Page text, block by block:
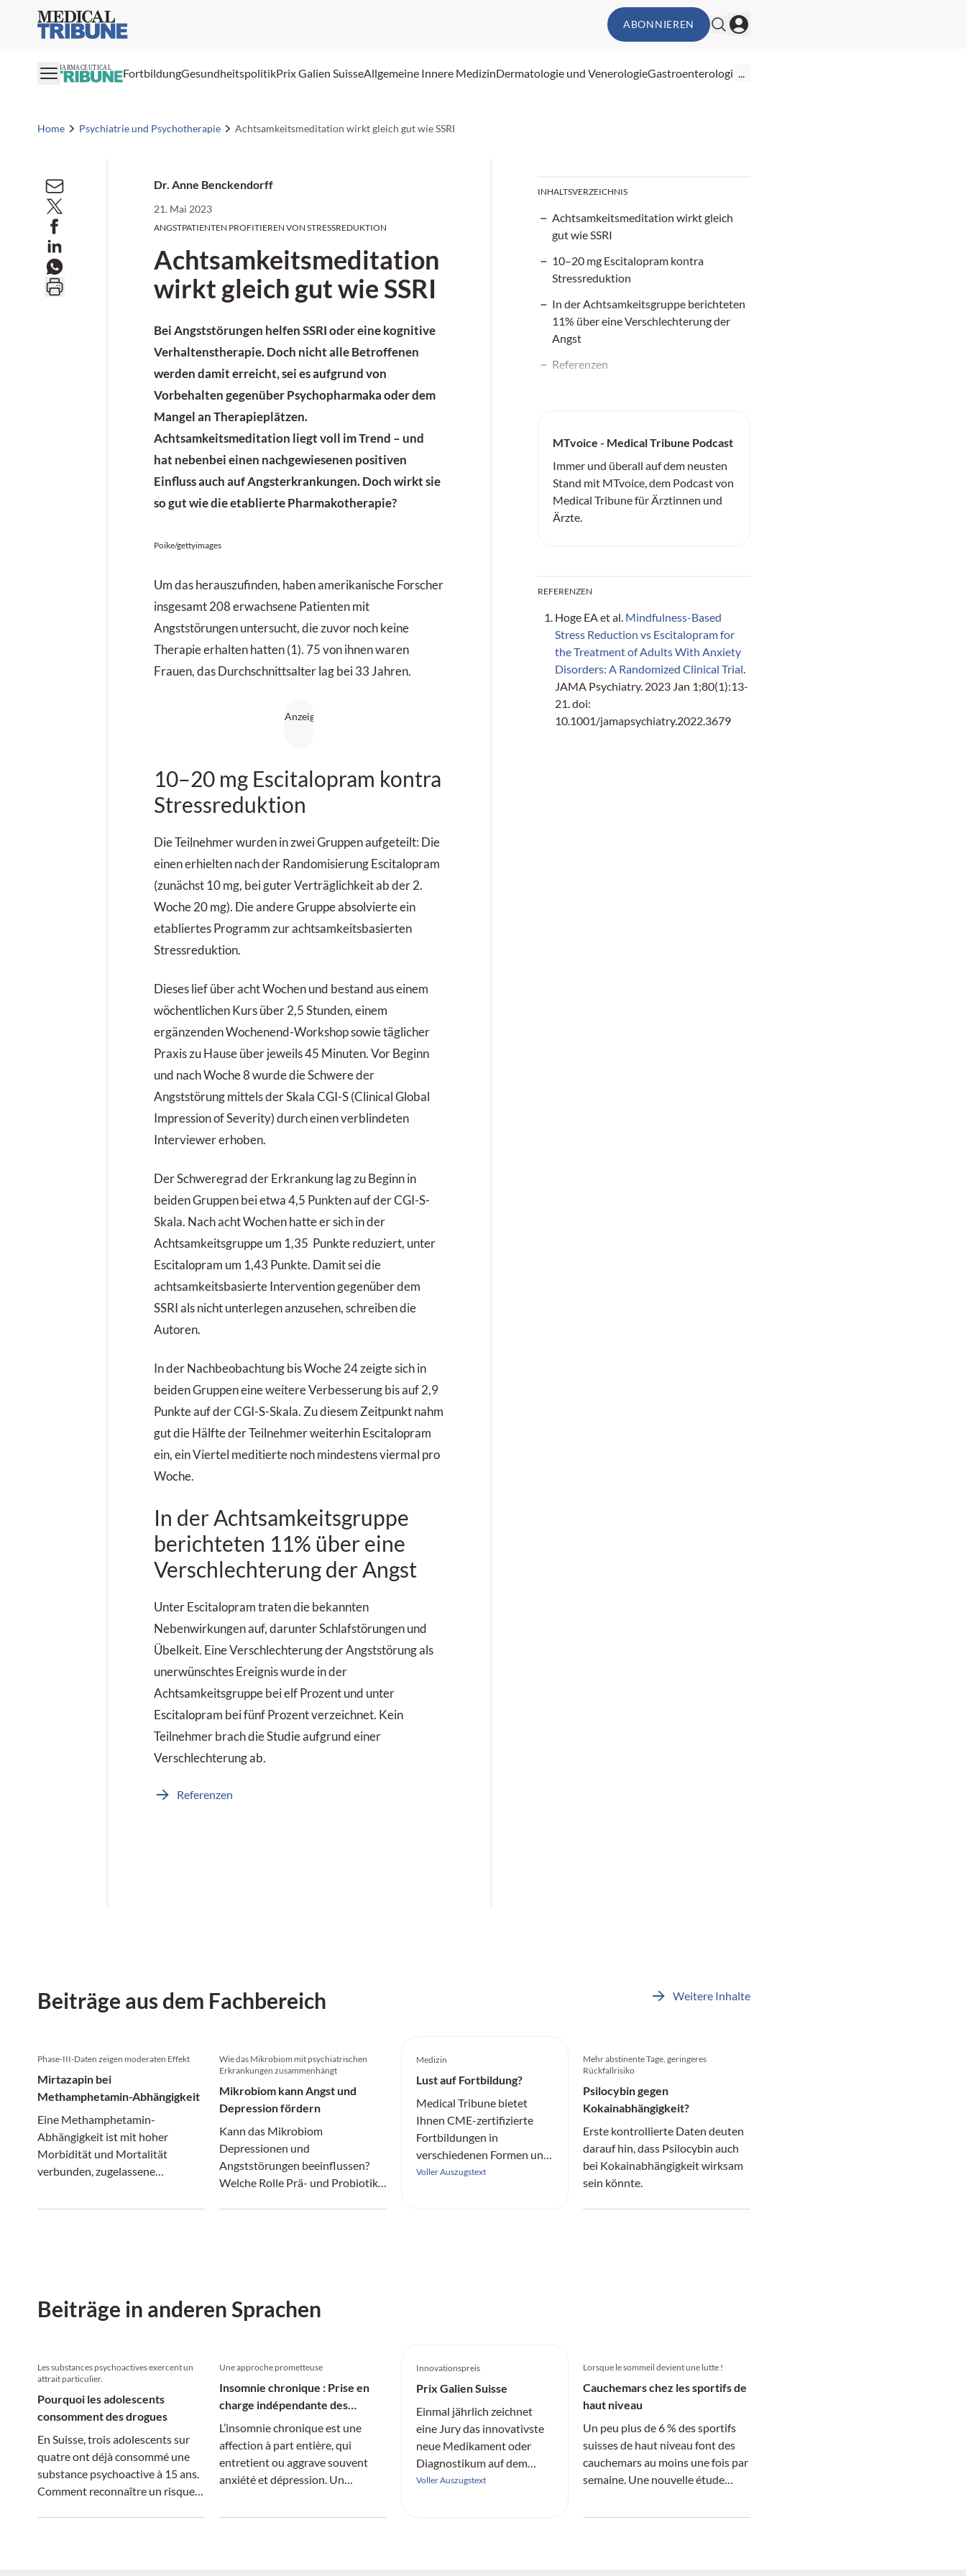
Medical Tribune ABONNIEREN
PHARMACEUTICAL FortbildungGesundheitspolitikPrix Galien SuisseAllgemeine Innere MedizinDermatologie und VenerologieGastroenterologie...
Home Psychiatrie und Psychotherapie Achtsamkeitsmeditation wirkt gleich gut wie SSRI
Dr. Anne Benckendorff
21. Mai 2023
ANGSTPATIENTEN PROFITIEREN VON STRESSREDUKTION
Achtsamkeitsmeditation
wirkt gleich gut wie SSRI
Bei Angststörungen helfen SSRI oder eine kognitive
Verhaltenstherapie. Doch nicht alle Betroffenen
werden damit erreicht, sei es aufgrund von
Vorbehalten gegenüber Psychopharmaka oder dem
Mangel an Therapie­plätzen.
Achtsamkeitsmeditation liegt voll im Trend – und
hat nebenbei einen nachgewiesenen positiven
Einfluss auch auf Angsterkrankungen. Doch wirkt sie
so gut wie die etablierte Pharmakotherapie?
Poike/gettyimages
Um das herauszufinden, haben amerikanische Forscher
insgesamt 208 erwachsene Patienten mit
Angststörungen untersucht, die zuvor noch keine
Therapie erhalten hatten (1). 75 von ihnen waren
Frauen, das Durchschnitts­alter lag bei 33 Jahren.
10–20 mg Escitalopram kontra
Stressreduktion
Die Teilnehmer wurden in zwei Gruppen aufgeteilt: Die
einen erhielten nach der Randomisierung Escitalopram
(zunächst 10 mg, bei guter Verträglichkeit ab der 2.
Woche 20 mg). Die andere Gruppe absolvierte ein
etabliertes Programm zur achtsamkeitsbasierten
Stressreduktion.
Dieses lief über acht Wochen und bestand aus einem
wöchentlichen Kurs über 2,5 Stunden, einem
ergänzenden Wochenend-Workshop sowie täglicher
Praxis zu Hause über jeweils 45 Minuten. Vor Beginn
und nach Woche 8 wurde die Schwere der
Angststörung mittels der Skala CGI-S (Clinical Global
Impression of Severity) durch einen verblindeten
Interviewer erhoben.
Der Schweregrad der Erkrankung lag zu Beginn in
beiden Gruppen bei etwa 4,5 Punkten auf der CGI-S-
Skala. Nach acht Wochen hatte er sich in der
Achtsamkeitsgruppe um 1,35 Punkte reduziert, unter
Escitalopram um 1,43 Punkte. Damit sei die
achtsamkeitsbasierte Intervention gegenüber dem
SSRI als nicht unterlegen anzusehen, schreiben die
Autoren.
In der Nachbeobachtung bis Woche 24 zeigte sich in
beiden Gruppen eine weitere Verbesserung bis auf 2,9
Punkte auf der CGI-S-Skala. Zu diesem Zeitpunkt nahm
gut die Hälfte der Teilnehmer weiterhin Escitalopram
ein, ein Viertel meditierte noch mindestens viermal pro
Woche.
In der Achtsamkeitsgruppe
berichteten 11% über eine
Verschlechterung der Angst
Unter Escitalopram traten die bekannten
Nebenwirkungen auf, darunter Schlafstörungen und
Übelkeit. Eine Verschlechterung der Angststörung als
unerwünschtes Ereignis wurde in der
Achtsamkeitsgruppe bei elf Prozent und unter
Escitalopram bei fünf Prozent verzeichnet. Kein
Teilnehmer brach die Studie aufgrund einer
Verschlechterung ab.
Referenzen
INHALTSVERZEICHNIS
Achtsamkeitsmeditation wirkt gleich
gut wie SSRI
10–20 mg Escitalopram kontra
Stressreduktion
In der Achtsamkeitsgruppe berichteten
11% über eine Verschlechterung der
Angst
Referenzen
MTvoice - Medical Tribune Podcast
Immer und überall auf dem neusten
Stand mit MTvoice, dem Podcast von
Medical Tribune für Ärztinnen und
Ärzte.
REFERENZEN
Hoge EA et al. Mindfulness-Based
Stress Reduction vs Escitalopram for
the Treatment of Adults With Anxiety
Disorders: A Randomized Clinical Trial
JAMA Psychiatry. 2023 Jan 1;80(1):13-
21. doi:
10.1001/jamapsychiatry.2022.3679
Beiträge aus dem Fachbereich Weitere Inhalte
Phase-III-Daten zeigen moderaten Effekt
Mirtazapin bei
Methamphetamin-Abhängigkeit
Eine Methamphetamin-
Abhängigkeit ist mit hoher
Morbidität und Mortalität
verbunden, zugelassene
Wie das Mikrobiom mit psychiatrischen
Erkrankungen zusammenhängt
Mikrobiom kann Angst und
Depression fördern
Kann das Mikrobiom
Depressionen und
Angststörungen beeinflussen?
Welche Rolle Prä- und Probiotika
Medizin
Lust auf Fortbildung?
Medical Tribune bietet
Ihnen CME-zertifizierte
Fortbildungen in
verschiedenen Formen und
aus allen Fachrichtungen
Voller Auszugstext
Mehr abstinente Tage, geringeres
Rückfallrisiko
Psilocybin gegen
Kokainabhängigkeit?
Erste kontrollierte Daten deuten
darauf hin, dass Psilocybin auch
bei Kokainabhängigkeit wirksam
sein könnte.
Beiträge in anderen Sprachen
Les substances psychoactives exercent un
attrait particulier.
Pourquoi les adolescents
consomment des drogues
En Suisse, trois adolescents sur
quatre ont déjà consommé une
substance psychoactive à 15 ans.
Comment reconnaître un risque
Une approche prometteuse
Insomnie chronique : Prise en
charge indépendante des
comorbidités
L’insomnie chronique est une
affection à part entière, qui
entretient ou aggrave souvent
anxiété et dépression. Un
Innovationspreis
Prix Galien Suisse
Einmal jährlich zeichnet
eine Jury das innovativste
neue Medikament oder
Diagnostikum auf dem
Schweizer Markt aus.
Voller Auszugstext
Lorsque le sommeil devient une lutte !
Cauchemars chez les sportifs de
haut niveau
Un peu plus de 6 % des sportifs
suisses de haut niveau font des
cauchemars au moins une fois par
semaine. Une nouvelle étude